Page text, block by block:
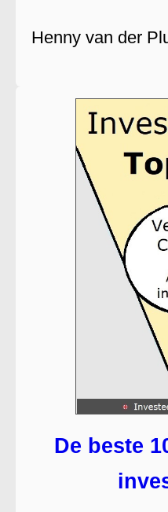
Henny van der
De beste